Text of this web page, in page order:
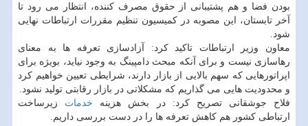
بودن فضا و هم پشتیبانی از حقوق مصرف كننده، انتظار می رود تا
آخر تابستان، این مصوبه در كمیسیون تنظیم مقررات ارتباطات نهایی
شود.
معاون وزیر ارتباطات تاكید كرد: آزادسازی تعرفه ها به معنای
رهاسازی نیست و برای آنكه مبحث دامپینگ به وجود نیاید، بویژه برای
اپراتورهایی كه سهم بالایی از بازار دارند، شرایطی تعیین خواهیم كرد
و محدودیت هایی می گذاریم كه مشكلاتی در بازار رقابتی تولید نشود.
فلاح جوشقانی تصریح كرد: در بخش هزینه خدمات زیرساخت
ارتباطی كشور هم كاهش تعرفه ها را در دست بررسی داریم.